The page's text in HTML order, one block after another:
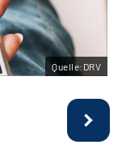
Quelle:DRV